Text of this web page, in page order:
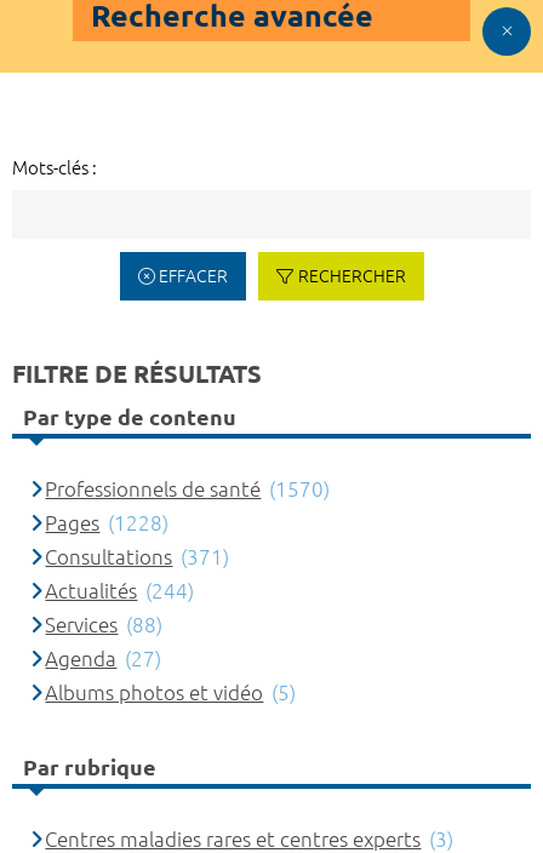
Recherche avancée
Mots-clés :
EFFACER RECHERCHER
FILTRE DE RÉSULTATS
Par type de contenu
Professionnels de santé (1570)
Pages (1228)
Consultations (371)
Actualités (244)
Services (88)
Agenda (27)
Albums photos et vidéo (5)
Par rubrique
Centres maladies rares et centres experts (3)